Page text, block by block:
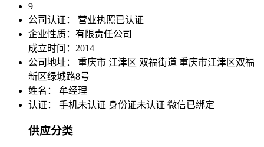
9
公司认证：
营业执照已认证
企业性质：有限责任公司
成立时间：2014
公司地址：
重庆市 江津区 双福街道 重庆市江津区双福
新区绿城路8号
姓名： 牟经理
认证：
手机未认证 身份证未认证 微信已绑定
供应分类